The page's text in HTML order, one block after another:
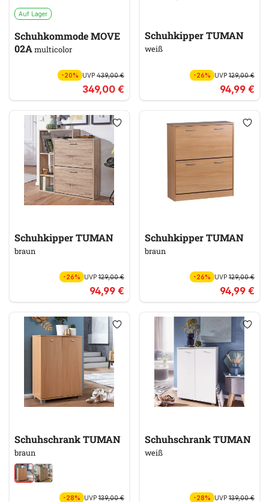
Auf Lager
Schuhkommode MOVE
02Amulticolor
-20% UVP 439,00 €
349,00 €
Schuhkipper TUMAN
weiß
-26% UVP129,00 €
94,99 €
Schuhkipper TUMAN
braun
-26% UVP 129,00 €
94,99 €
Schuhkipper TUMAN
braun
-26% UVP129,00 €
94,99 €
Schuhschrank TUMAN
braun
-28% UVP 139,00 €
Schuhschrank TUMAN
weiß
-28% UVP139,00 €